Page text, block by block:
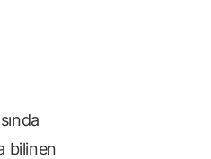
bilinen